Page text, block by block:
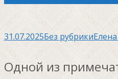
31.07.2025Без рубрики
Одной из